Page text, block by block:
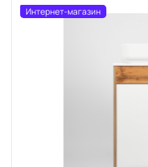
Интернет-магазин